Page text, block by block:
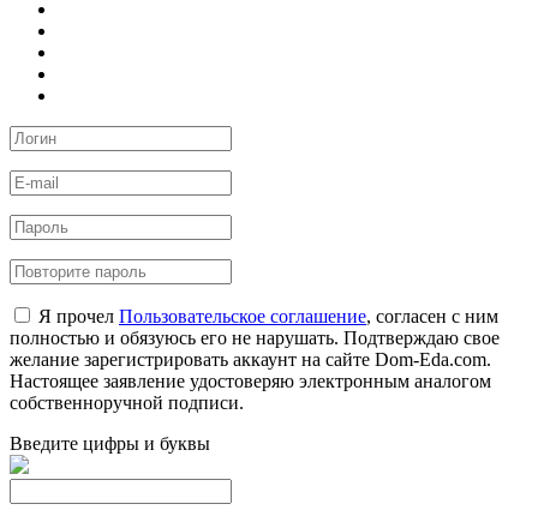
Я прочел Пользовательское соглашение, согласен с ним
полностью и обязуюсь его не нарушать. Подтверждаю свое
желание зарегистрировать аккаунт на сайте Dom-Eda.com.
Настоящее заявление удостоверяю электронным аналогом
собственноручной подписи.
Введите цифры и буквы